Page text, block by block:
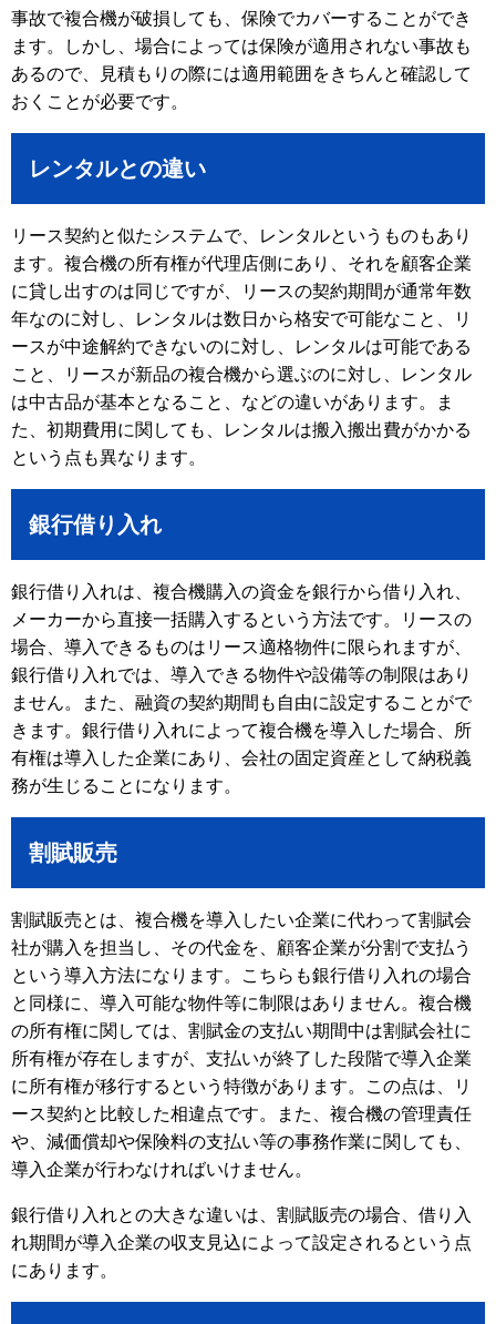
事故で複合機が破損しても、保険でカバーすることができ
ます。しかし、場合によっては保険が適用されない事故も
あるので、見積もりの際には適用範囲をきちんと確認して
おくことが必要です。
レンタルとの違い
リース契約と似たシステムで、レンタルというものもあり
ます。複合機の所有権が代理店側にあり、それを顧客企業
に貸し出すのは同じですが、リースの契約期間が通常年数
年なのに対し、レンタルは数日から格安で可能なこと、リ
ースが中途解約できないのに対し、レンタルは可能である
こと、リースが新品の複合機から選ぶのに対し、レンタル
は中古品が基本となること、などの違いがあります。ま
た、初期費用に関しても、レンタルは搬入搬出費がかかる
という点も異なります。
銀行借り入れ
銀行借り入れは、複合機購入の資金を銀行から借り入れ、
メーカーから直接一括購入するという方法です。リースの
場合、導入できるものはリース適格物件に限られますが、
銀行借り入れでは、導入できる物件や設備等の制限はあり
ません。また、融資の契約期間も自由に設定することがで
きます。銀行借り入れによって複合機を導入した場合、所
有権は導入した企業にあり、会社の固定資産として納税義
務が生じることになります。
割賦販売
割賦販売とは、複合機を導入したい企業に代わって割賦会
社が購入を担当し、その代金を、顧客企業が分割で支払う
という導入方法になります。こちらも銀行借り入れの場合
と同様に、導入可能な物件等に制限はありません。複合機
の所有権に関しては、割賦金の支払い期間中は割賦会社に
所有権が存在しますが、支払いが終了した段階で導入企業
に所有権が移行するという特徴があります。この点は、リ
ース契約と比較した相違点です。また、複合機の管理責任
や、減価償却や保険料の支払い等の事務作業に関しても、
導入企業が行わなければいけません。
銀行借り入れとの大きな違いは、割賦販売の場合、借り入
れ期間が導入企業の収支見込によって設定されるという点
にあります。